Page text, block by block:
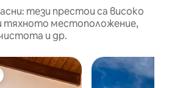
тези престои са високо
тяхното местоположение,
и др.